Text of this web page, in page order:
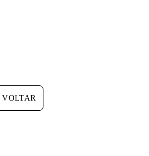
VOLTAR